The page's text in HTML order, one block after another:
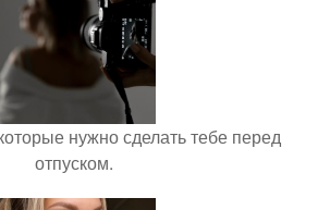
нужно сделать тебе перед
отпуском.